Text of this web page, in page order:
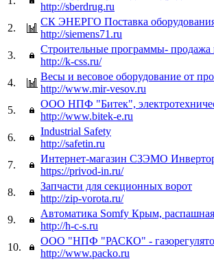
http://sberdrug.ru
2.
СК ЭНЕРГО Поставка
http://siemens71.ru
3.
Строительные программы- продажа
http://k-css.ru/
4.
Весы и весовое оборудование от
http://www.mir-vesov.ru
5.
ООО НПФ "Битек",
http://www.bitek-e.ru
6.
Industrial Safety
http://safetin.ru
7.
Интернет-магазин СЗЭМО
https://privod-in.ru/
8.
Запчасти для секционных ворот
http://zip-vorota.ru/
9.
Автоматика Somfy Крым,
http://h-c-s.ru
10.
ООО "НПФ "РАСКО" -
http://www.packo.ru